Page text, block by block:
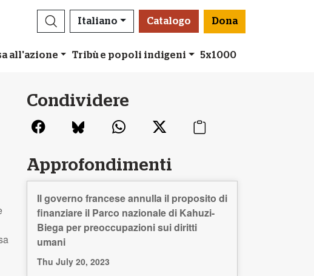
Italiano Catalogo Dona
all'azione Tribù e popoli indigeni 5x1000
Condividere
Approfondimenti
Il governo francese annulla il proposito di
finanziare il Parco nazionale di Kahuzi-
Biega per preoccupazioni sui diritti
umani
Thu July 20, 2023